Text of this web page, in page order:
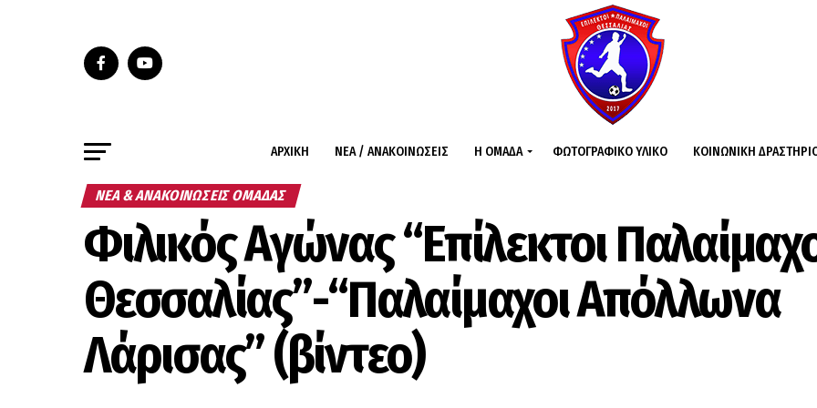
ΑΡΧΙΚΉ ΝΈΑ / ΑΝΑΚΟΙΝΏΣΕΙΣ Η ΟΜΆΔΑ ΦΩΤΟΓΡΑΦΙΚΌ ΥΛΙΚΌ ΚΟΙΝΩΝΙΚΉ
ΝΈΑ & ΑΝΑΚΟΙΝΏΣΕΙΣ ΟΜΆΔΑΣ
Φιλικός Αγώνας “Επίλεκτοι
Θεσσαλίας”-“Παλαίμαχοι Απόλλωνα
Λάρισας” (βίντεο)